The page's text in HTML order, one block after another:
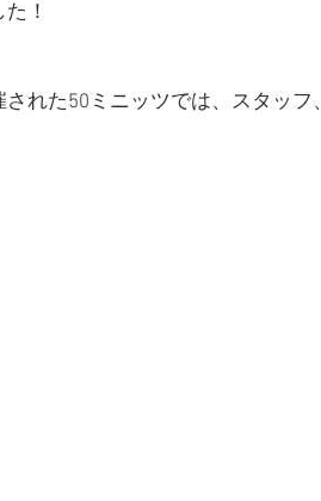
！
された50ミニッツでは、スタッ